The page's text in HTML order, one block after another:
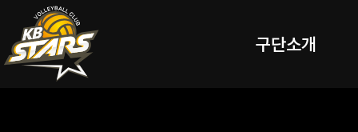
구단소개